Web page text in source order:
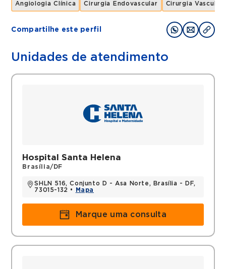
Angiologia Clínica Cirurgia Endovascular Cirurgia Vascular
Compartilhe este perfil
Unidades de atendimento
Hospital Santa Helena
Brasília/DF
SHLN 516, Conjunto D - Asa Norte, Brasília - DF,
73015-132 •
Mapa
Marque uma consulta